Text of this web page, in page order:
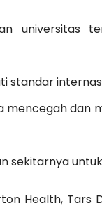
universitas
standar
mencegah
sekitarnya
Health, Tars